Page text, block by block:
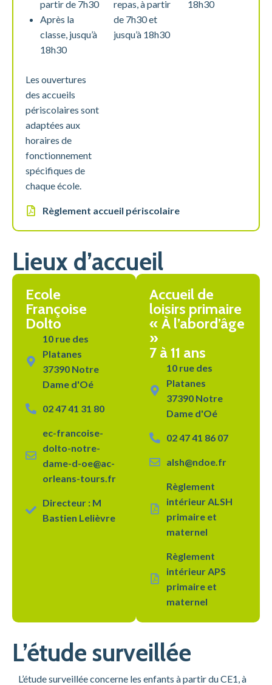
partir de 7h30
Après la
classe, jusqu’à
18h30
Les ouvertures
des accueils
périscolaires sont
adaptées aux
horaires de
fonctionnement
spécifiques de
chaque école.
repas, à partir
de 7h30 et
jusqu’à 18h30
18h30
Règlement accueil périscolaire
Lieux d’accueil
Ecole
Françoise
Dolto
10 rue des
Platanes
37390 Notre
Dame d'Oé
02 47 41 31 80
ec-francoise-
dolto-notre-
dame-d-oe@ac-
orleans-tours.fr
Directeur : M
Bastien Lelièvre
Accueil de
loisirs primaire
« À l’abord’âge
»
7 à 11 ans
10 rue des
Platanes
37390 Notre
Dame d'Oé
02 47 41 86 07
alsh@ndoe.fr
Règlement
intérieur ALSH
primaire et
maternel
Règlement
intérieur APS
primaire et
maternel
L’étude surveillée
L’étude surveillée concerne les enfants à partir du CE1, à